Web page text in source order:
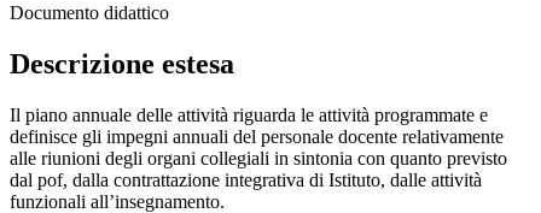
Documento didattico
Descrizione estesa
Il piano annuale delle attività riguarda le attività programmate e
definisce gli impegni annuali del personale docente relativamente
alle riunioni degli organi collegiali in sintonia con quanto previsto
dal pof, dalla contrattazione integrativa di Istituto, dalle attività
funzionali all’insegnamento.